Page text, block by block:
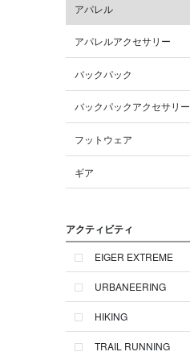
アパレル
アパレルアクセサリー
バックパック
バックパックアクセサリー
フットウェア
ギア
アクティビティ
EIGER EXTREME
URBANEERING
HIKING
TRAIL RUNNING